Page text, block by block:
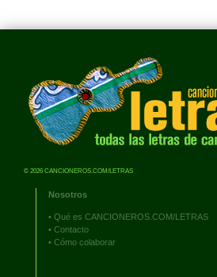
© 2026 CANCIONEROS.COM/LETRAS
Nosotros
• Qué es CANCIONEROS.COM/LETRAS
• Contacto
• Cómo colaborar